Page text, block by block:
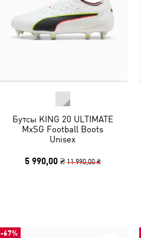
Бутсы KING 20 ULTIMATE
MxSG Football Boots
Unisex
5 990,00 ₴ 11 990,00 ₴
-67%